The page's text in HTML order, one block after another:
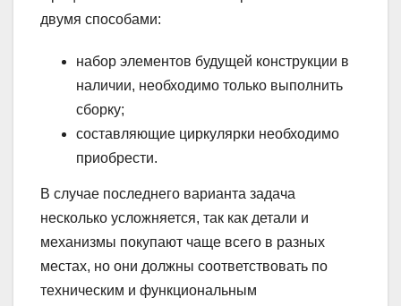
двумя способами:
набор элементов будущей конструкции в
наличии, необходимо только выполнить
сборку;
составляющие циркулярки необходимо
приобрести.
В случае последнего варианта задача
несколько усложняется, так как детали и
механизмы покупают чаще всего в разных
местах, но они должны соответствовать по
техническим и функциональным